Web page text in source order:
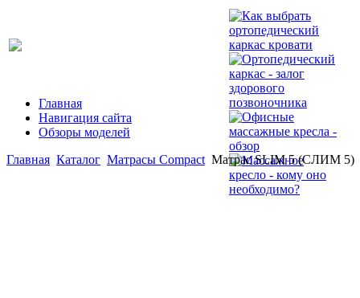
Главная
Навигация сайта
Обзоры моделей
Главная Каталог Матрасы Compact Матрас SLIM 5 (СЛИМ 5)